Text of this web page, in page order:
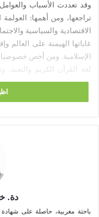
وقد تعددت الأسباب
تراجعها، ومن أهمها:
الاقتصادية والسياسية
غاياتها الهيمنة على العالم
الإسلامية. ومن أخص
لغة القرآن الكريم والتعبد،
نقلت التراث الحضاري للأمة
تسعى لشل تقدمها
الكتابة في موضوع (اللغة
المبحث الأول: واقع اللغة
المبحث الثاني: كيف تستعيد
دة.
باحثة مغربية، حاصلة على